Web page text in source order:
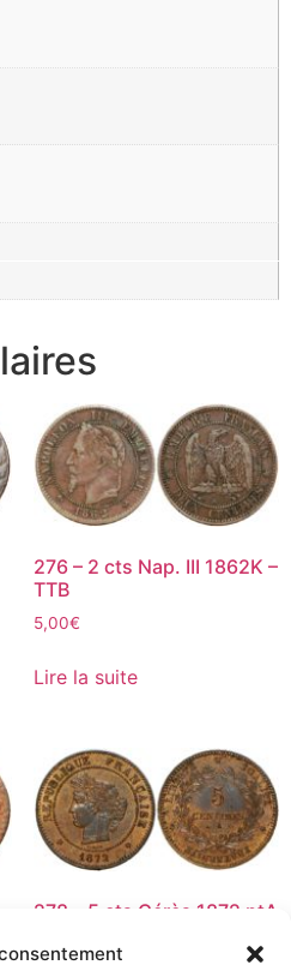
276 – 2 cts Nap. III 1862K –
TTB
5,00€
Lire la suite
278 – 5 cts Cérès 1872 ptA